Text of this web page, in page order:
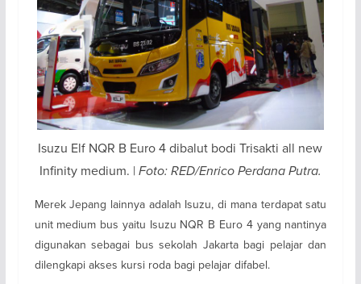
Isuzu Elf NQR B Euro 4 dibalut bodi Trisakti all new
Infinity medium. | Foto: RED/Enrico Perdana Putra.
Merek Jepang lainnya adalah Isuzu, di mana terdapat satu
unit medium bus yaitu Isuzu NQR B Euro 4 yang nantinya
digunakan sebagai bus sekolah Jakarta bagi pelajar dan
dilengkapi akses kursi roda bagi pelajar difabel.